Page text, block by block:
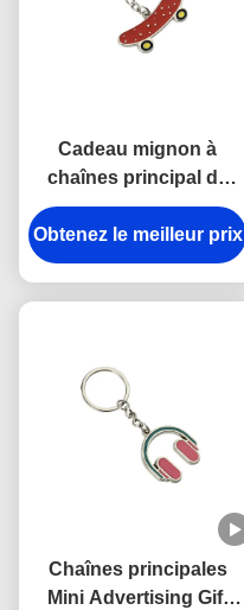
Cadeau mignon à
chaînes principal de
souvenir de la planche
à roulettes en alliage de
zinc mini 3.5mm
Obtenez le meilleur prix
Chaînes principales
Mini Advertising Gift